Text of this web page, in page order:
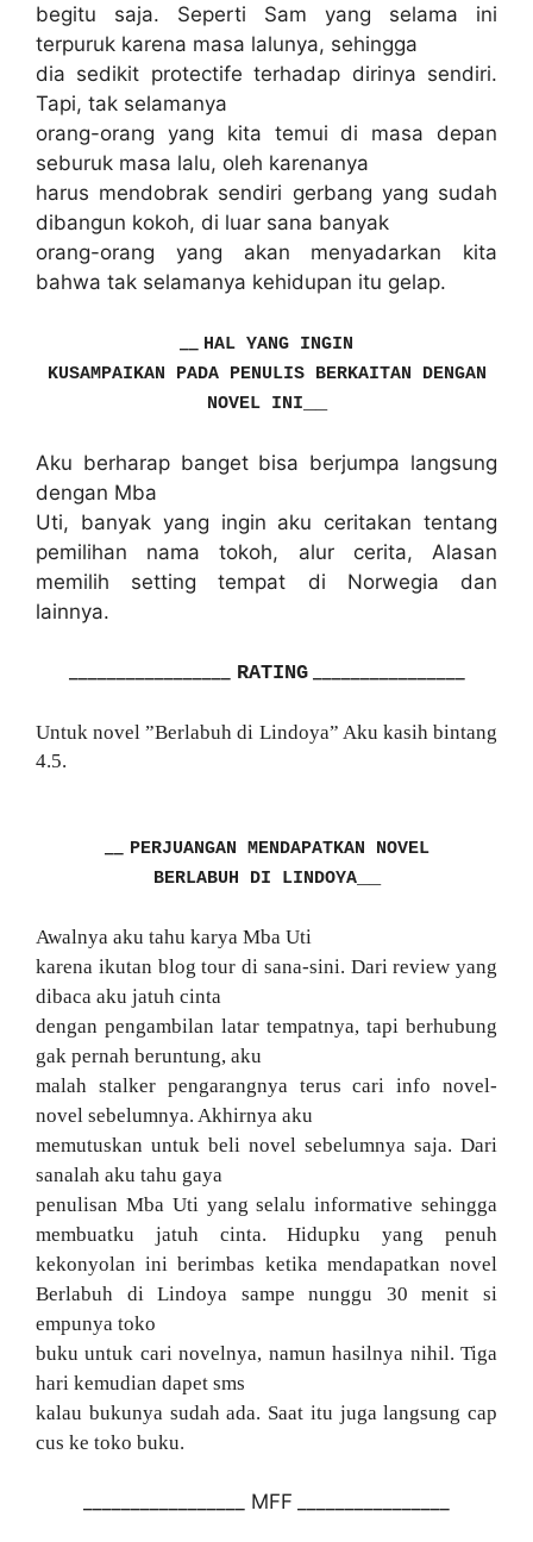
begitu saja. Seperti Sam yang selama ini
terpuruk karena masa lalunya, sehingga
dia sedikit protectife terhadap dirinya sendiri.
Tapi, tak selamanya
orang-orang yang kita temui di masa depan
seburuk masa lalu, oleh karenanya
harus mendobrak sendiri gerbang yang sudah
dibangun kokoh, di luar sana banyak
orang-orang yang akan menyadarkan kita
bahwa tak selamanya kehidupan itu gelap.
HAL YANG INGIN
KUSAMPAIKAN PADA PENULIS BERKAITAN DENGAN
NOVEL INI
Aku berharap banget bisa berjumpa langsung
dengan Mba
Uti, banyak yang ingin aku ceritakan tentang
pemilihan nama tokoh, alur cerita, Alasan
memilih setting tempat di Norwegia dan
lainnya.
RATING
Untuk novel ”Berlabuh di Lindoya” Aku kasih bintang
4.5.
PERJUANGAN MENDAPATKAN NOVEL
BERLABUH DI LINDOYA__
Awalnya aku tahu karya Mba Uti
karena ikutan blog tour di sana-sini. Dari review yang
dibaca aku jatuh cinta
dengan pengambilan latar tempatnya, tapi berhubung
gak pernah beruntung, aku
malah stalker pengarangnya terus cari info novel-
novel sebelumnya. Akhirnya aku
memutuskan untuk beli novel sebelumnya saja. Dari
sanalah aku tahu gaya
penulisan Mba Uti yang selalu informative sehingga
membuatku jatuh cinta. Hidupku yang penuh
kekonyolan ini berimbas ketika mendapatkan novel
Berlabuh di Lindoya sampe nunggu 30 menit si
empunya toko
buku untuk cari novelnya, namun hasilnya nihil. Tiga
hari kemudian dapet sms
kalau bukunya sudah ada. Saat itu juga langsung cap
cus ke toko buku.
MFF